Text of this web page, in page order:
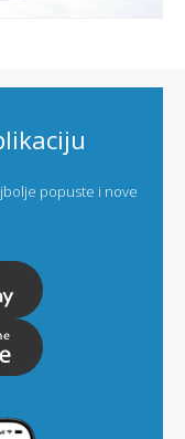
popuste i nove